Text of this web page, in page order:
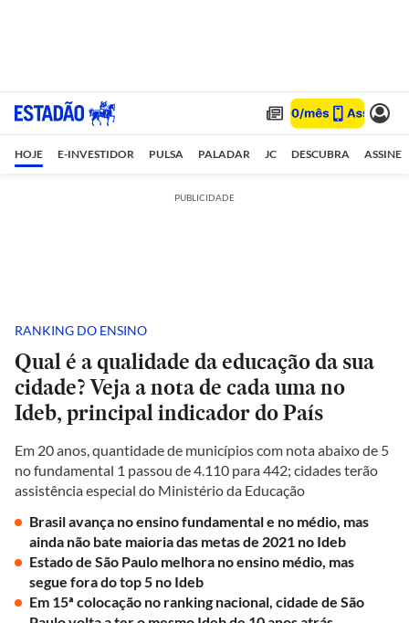
HOJE E-INVESTIDOR PULSA PALADAR JC DESCUBRA ASSINE
PUBLICIDADE
RANKING DO ENSINO
Qual é a qualidade da educação da sua
cidade? Veja a nota de cada uma no
Ideb, principal indicador do País
Em 20 anos, quantidade de municípios com nota abaixo de 5
no fundamental 1 passou de 4.110 para 442; cidades terão
assistência especial do Ministério da Educação
Brasil avança no ensino fundamental e no médio, mas
ainda não bate maioria das metas de 2021 no Ideb
Estado de São Paulo melhora no ensino médio, mas
segue fora do top 5 no Ideb
Em 15ª colocação no ranking nacional, cidade de São